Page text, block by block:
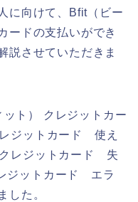
に向けて、Bfit（ビー
ードの支払いができ
説させていただきま
ト） クレジットカー
ジットカード 使え
レジットカード 失
ジットカード エラ
した。